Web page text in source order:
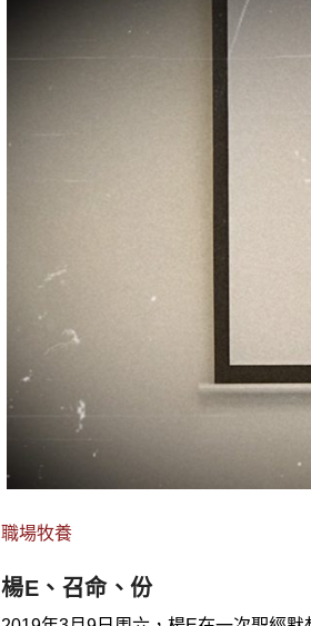
職場牧養
楊E、召命、份